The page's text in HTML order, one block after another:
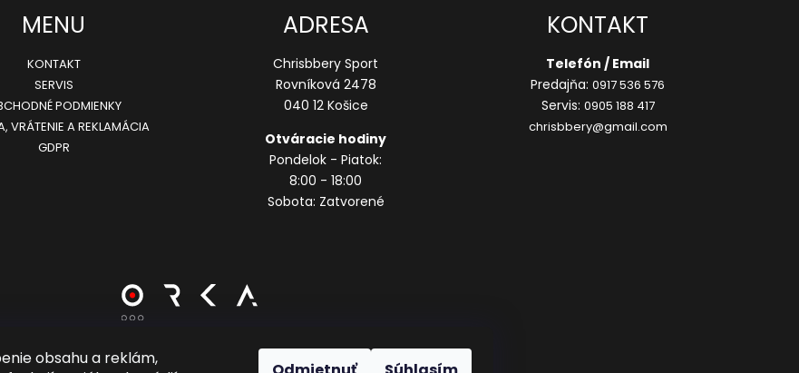
obsahu a reklám,
v
ý
p
i
s
u
MENU
KONTAKT
SERVIS
PODMIENKY
VRÁTENIE A REKLAMÁCIA
GDPR
ADRESA
Chrisbbery Sport
Rovníková 2478
040 12 Košice
Otváracie hodiny
Pondelok - Piatok:
8:00 - 18:00
Sobota: Zatvorené
KONTAKT
Telefón / Email
Predajňa: 0917 536 576
Servis: 0905 188 417
chrisbbery@gmail.com